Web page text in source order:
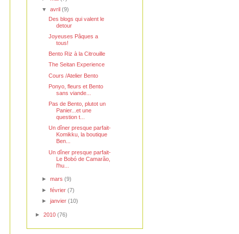
▼avril(9)
Des blogs qui valent le
detour
Joyeuses Pâques a
tous!
Bento Riz à la Citrouille
The Seitan Experience
Cours /Atelier Bento
Ponyo, fleurs et Bento
sans viande...
Pas de Bento, plutot un
Panier...et une
question t...
Un dîner presque parfait-
Komikku, la boutique
Ben...
Un dîner presque parfait-
Le Bobó de Camarão,
l'hu...
►mars(9)
►février(7)
►janvier(10)
► 2010 (76)